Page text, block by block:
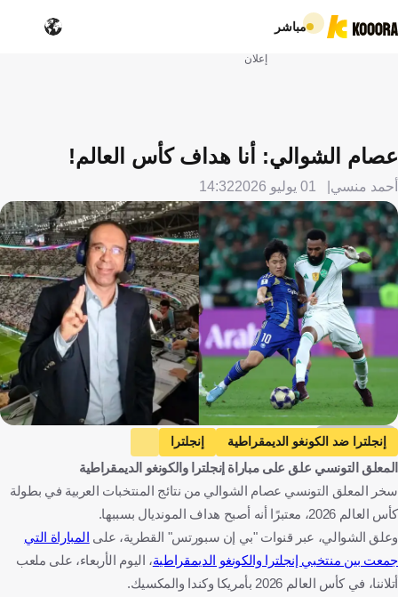
مباشر
إعلان
عصام الشوالي: أنا هداف كأس العالم!
أحمد منسي 01 يوليو 2026 14:32
Getty Images
إنجلترا ضد الكونغو الديمقراطية
إنجلترا
الكونغو الديمقراطية
كأس العالم
تونس
كندا ضد المغرب
كندا المغرب
أستراليا ضد مصر
أستراليا
مصر سويسرا ضد الجزائر
الجزائر
إنجلترا الكونغو - كينشاسا
الولايات المتحدة
تونس
كندا المغرب أستراليا مصر
المعلق التونسي علق على مباراة إنجلترا والكونغو الديمقراطية
سخر المعلق التونسي عصام الشوالي من نتائج المنتخبات العربية في بطولة
كأس العالم 2026، معتبرًا أنه أصبح هداف المونديال بسببها.
وعلق الشوالي، عبر قنوات "بي إن سبورتس" القطرية، على المباراة التي
جمعت بين منتخبي إنجلترا والكونغو الديمقراطية، اليوم الأربعاء، على ملعب
أتلاننا، في كأس العالم 2026 بأمريكا وكندا والمكسيك.